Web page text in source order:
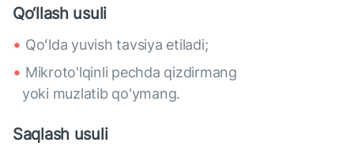
Qo‘llash usuli
Qoʻlda yuvish tavsiya etiladi;
Mikroto'lqinli pechda qizdirmang
yoki muzlatib qo'ymang.
Saqlash usuli